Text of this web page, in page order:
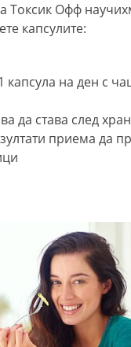
Токсик Офф
капсулите:
капсула на ден с
да става след
приема да